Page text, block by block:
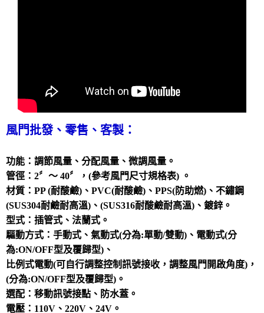
風門批發、零售、客製：
功能：調節風量、分配風量、微調風量。
管徑：2〞～ 40〞，(參考風門尺寸規格表) 。
材質：PP (耐酸鹼)、PVC(耐酸鹼)、PPS(防助燃)、不鏽鋼
(SUS304耐鹼耐高溫)、(SUS316耐酸鹼耐高溫)、鍍鋅。
型式：插管式、法蘭式。
驅動方式：手動式、氣動式(分為:單動/雙動)、電動式(分
為:ON/OFF型及覆歸型)、
比例式電動(可自行調整控制訊號接收，調整風門開啟角度)，
(分為:ON/OFF型及覆歸型)。
選配：移動訊號接點、防水蓋。
電壓：110V、220V、24V。